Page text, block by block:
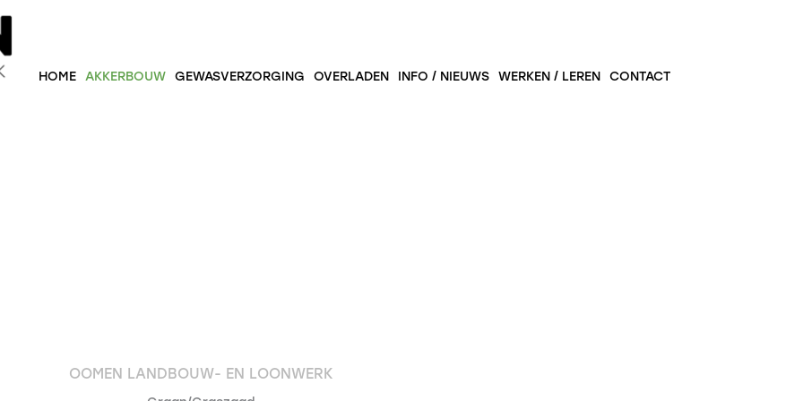
HOME AKKERBOUW GEWASVERZORGING OVERLADEN INFO / NIEUWS WERKEN / LEREN CONTACT
OOMEN LANDBOUW- EN LOONWERK